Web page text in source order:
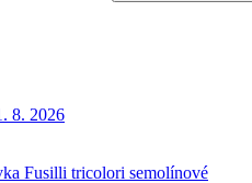
8. 2026
Fusilli tricolori semolínové